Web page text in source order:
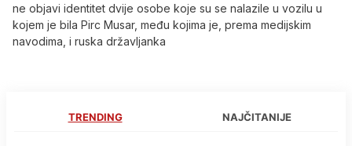
ne objavi identitet dvije osobe koje su se nalazile u vozilu u
kojem je bila Pirc Musar, među kojima je, prema medijskim
navodima, i ruska državljanka
TRENDING NAJČITANIJE